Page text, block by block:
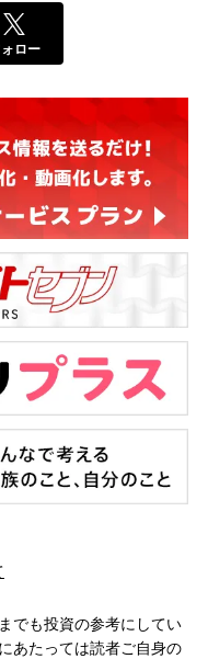
ロー
でも投資の参考にしてい
あたっては読者ご自身の